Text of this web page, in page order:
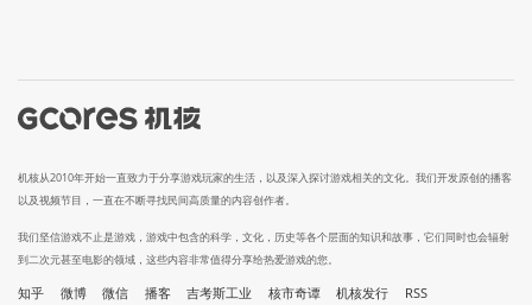
机核从2010年开始一直致力于分享游戏玩家的生活，以及深入探讨游戏相关的文化。我们开发原创的播客
以及视频节目，一直在不断寻找民间高质量的内容创作者。
我们坚信游戏不止是游戏，游戏中包含的科学，文化，历史等各个层面的知识和故事，它们同时也会辐射
到二次元甚至电影的领域，这些内容非常值得分享给热爱游戏的您。
知乎 微博 微信 播客 吉考斯工业 核市奇谭 机核发行 RSS